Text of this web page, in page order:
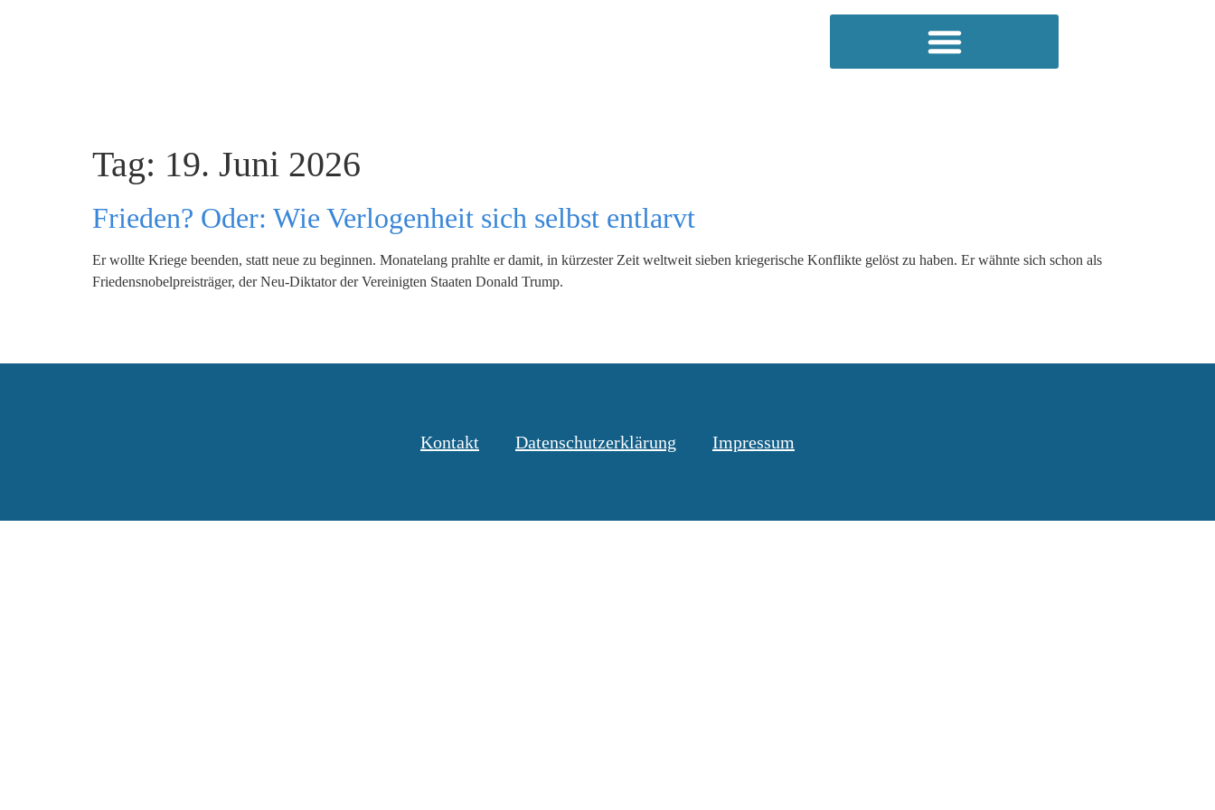
Tag: 19. Juni 2026
Frieden? Oder: Wie Verlogenheit sich selbst entlarvt
Er wollte Kriege beenden, statt neue zu beginnen. Monatelang prahlte er damit, in kürzester Zeit weltweit sieben kriegerische Konflikte gelöst zu haben. Er wähnte sich schon als
Friedensnobelpreisträger, der Neu-Diktator der Vereinigten Staaten Donald Trump.
Kontakt Datenschutzerklärung Impressum